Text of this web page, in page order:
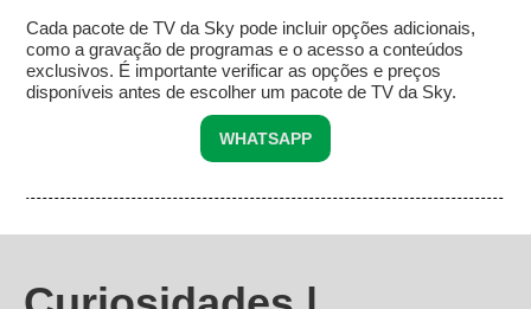
Cada pacote de TV da Sky pode incluir opções adicionais,
como a gravação de programas e o acesso a conteúdos
exclusivos. É importante verificar as opções e preços
disponíveis antes de escolher um pacote de TV da Sky.
WHATSAPP